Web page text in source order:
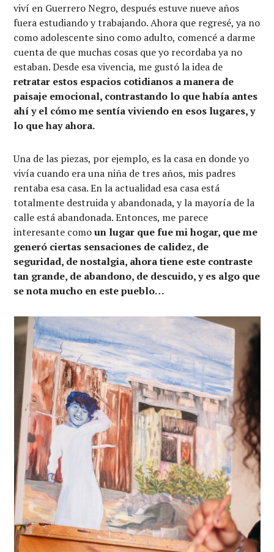
viví en Guerrero Negro, después estuve nueve años
fuera estudiando y trabajando. Ahora que regresé, ya no
como adolescente sino como adulto, comencé a darme
cuenta de que muchas cosas que yo recordaba ya no
estaban. Desde esa vivencia, me gustó la idea de
retratar estos espacios cotidianos a manera de
paisaje emocional, contrastando lo que había antes
ahí y el cómo me sentía viviendo en esos lugares, y
lo que hay ahora.
Una de las piezas, por ejemplo, es la casa en donde yo
vivía cuando era una niña de tres años, mis padres
rentaba esa casa. En la actualidad esa casa está
totalmente destruida y abandonada, y la mayoría de la
calle está abandonada. Entonces, me parece
interesante comoun lugar que fue mi hogar, que me
generó ciertas sensaciones de calidez, de
seguridad, de nostalgia, ahora tiene este contraste
tan grande, de abandono, de descuido, y es algo que
se nota mucho en este pueblo…